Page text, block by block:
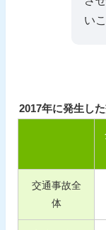
い
2017年に発生し
交通事故全
体